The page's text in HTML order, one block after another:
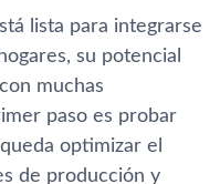
lista para integrarse
su potencial
muchas
paso es probar
optimizar el
de producción y